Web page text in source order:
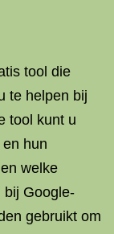
tool die
te helpen bij
tool kunt u
en hun
welke
bij Google-
gebruikt om